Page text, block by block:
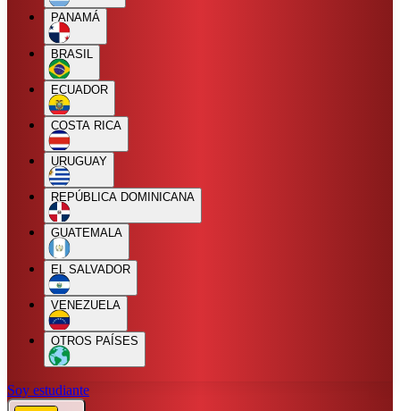
PANAMÁ
BRASIL
ECUADOR
COSTA RICA
URUGUAY
REPÚBLICA DOMINICANA
GUATEMALA
EL SALVADOR
VENEZUELA
OTROS PAÍSES
Soy estudiante